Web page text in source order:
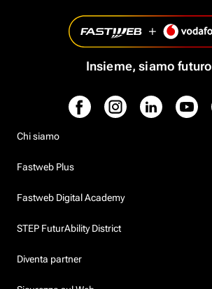
Insieme, siamo futuro
Chi siamo
Fastweb Plus
Fastweb Digital Academy
STEP FuturAbility District
Diventa partner